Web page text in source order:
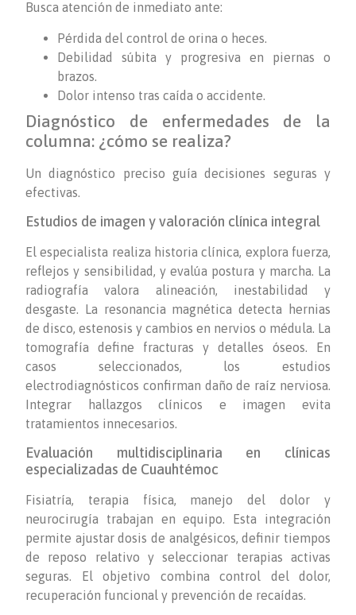
Busca atención de inmediato ante:
Pérdida del control de orina o heces.
Debilidad súbita y progresiva en piernas o
brazos.
Dolor intenso tras caída o accidente.
Diagnóstico de enfermedades de la
columna: ¿cómo se realiza?
Un diagnóstico preciso guía decisiones seguras y
efectivas.
Estudios de imagen y valoración clínica integral
El especialista realiza historia clínica, explora fuerza,
reflejos y sensibilidad, y evalúa postura y marcha. La
radiografía valora alineación, inestabilidad y
desgaste. La resonancia magnética detecta hernias
de disco, estenosis y cambios en nervios o médula. La
tomografía define fracturas y detalles óseos. En
casos seleccionados, los estudios
electrodiagnósticos confirman daño de raíz nerviosa.
Integrar hallazgos clínicos e imagen evita
tratamientos innecesarios.
Evaluación multidisciplinaria en clínicas
especializadas de Cuauhtémoc
Fisiatría, terapia física, manejo del dolor y
neurocirugía trabajan en equipo. Esta integración
permite ajustar dosis de analgésicos, definir tiempos
de reposo relativo y seleccionar terapias activas
seguras. El objetivo combina control del dolor,
recuperación funcional y prevención de recaídas.